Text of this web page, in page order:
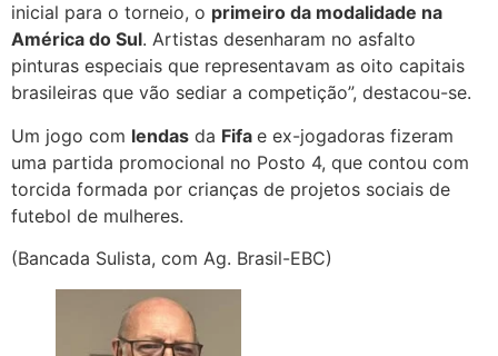
inicial para o torneio, o primeiro da modalidade na
América do Sul. Artistas desenharam no asfalto
pinturas especiais que representavam as oito capitais
brasileiras que vão sediar a competição”, destacou-se.
Um jogo com lendas da Fifa e ex-jogadoras fizeram
uma partida promocional no Posto 4, que contou com
torcida formada por crianças de projetos sociais de
futebol de mulheres.
(Bancada Sulista, com Ag. Brasil-EBC)